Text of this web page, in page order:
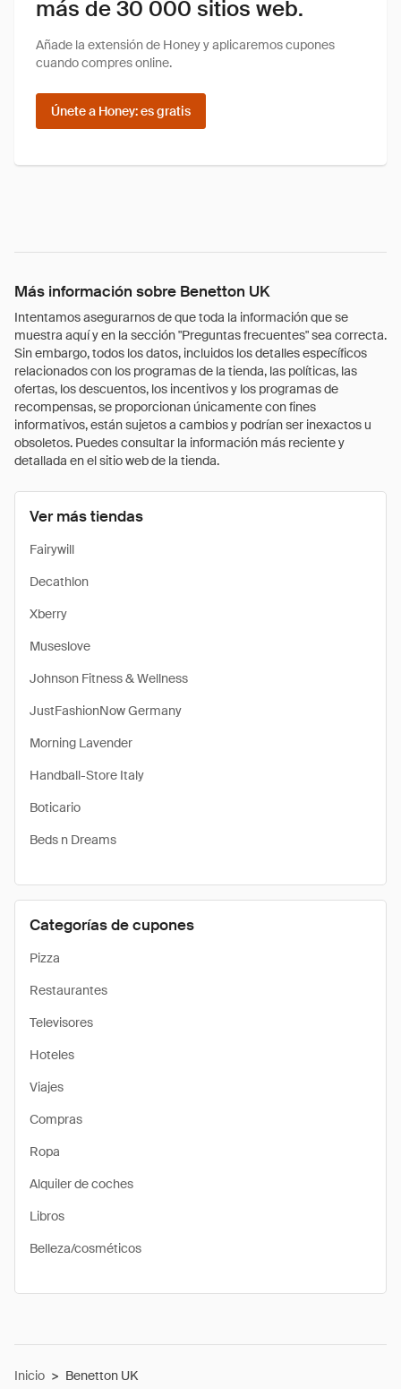
más de 30 000 sitios web.
Añade la extensión de Honey y aplicaremos cupones
cuando compres online.
Únete a Honey: es gratis
Más información sobre Benetton UK
Intentamos asegurarnos de que toda la información que se
muestra aquí y en la sección "Preguntas frecuentes" sea correcta.
Sin embargo, todos los datos, incluidos los detalles específicos
relacionados con los programas de la tienda, las políticas, las
ofertas, los descuentos, los incentivos y los programas de
recompensas, se proporcionan únicamente con fines
informativos, están sujetos a cambios y podrían ser inexactos u
obsoletos. Puedes consultar la información más reciente y
detallada en el sitio web de la tienda.
Ver más tiendas
Fairywill
Decathlon
Xberry
Museslove
Johnson Fitness & Wellness
JustFashionNow Germany
Morning Lavender
Handball-Store Italy
Boticario
Beds n Dreams
Categorías de cupones
Pizza
Restaurantes
Televisores
Hoteles
Viajes
Compras
Ropa
Alquiler de coches
Libros
Belleza/cosméticos
Inicio > Benetton UK